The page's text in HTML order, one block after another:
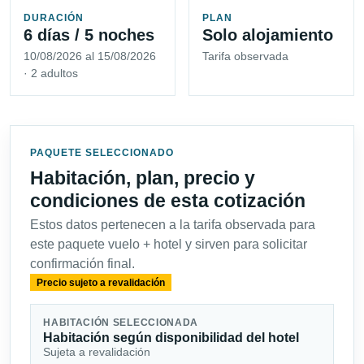
DURACIÓN
6 días / 5 noches
10/08/2026 al 15/08/2026
· 2 adultos
PLAN
Solo alojamiento
Tarifa observada
PAQUETE SELECCIONADO
Habitación, plan, precio y
condiciones de esta cotización
Estos datos pertenecen a la tarifa observada para
este paquete vuelo + hotel y sirven para solicitar
confirmación final.
Precio sujeto a revalidación
HABITACIÓN SELECCIONADA
Habitación según disponibilidad del hotel
Sujeta a revalidación